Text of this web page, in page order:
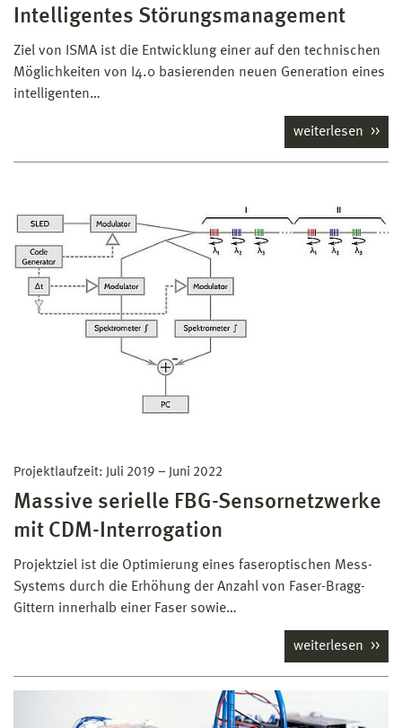
Intelligentes Störungsmanagement
Ziel von ISMA ist die Entwicklung einer auf den technischen
Möglichkeiten von I4.0 basierenden neuen Generation eines
intelligenten…
weiterlesen
Projektlaufzeit: Juli 2019 – Juni 2022
Massive serielle FBG-Sensornetzwerke
mit CDM-Interrogation
Projektziel ist die Optimierung eines faseroptischen Mess-
Systems durch die Erhöhung der Anzahl von Faser-Bragg-
Gittern innerhalb einer Faser sowie…
weiterlesen